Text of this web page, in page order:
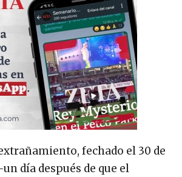
fechado el 30 de
día después de que el